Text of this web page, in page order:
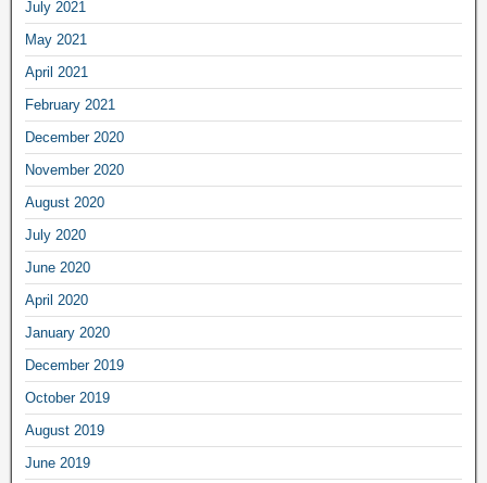
July 2021
May 2021
April 2021
February 2021
December 2020
November 2020
August 2020
July 2020
June 2020
April 2020
January 2020
December 2019
October 2019
August 2019
June 2019